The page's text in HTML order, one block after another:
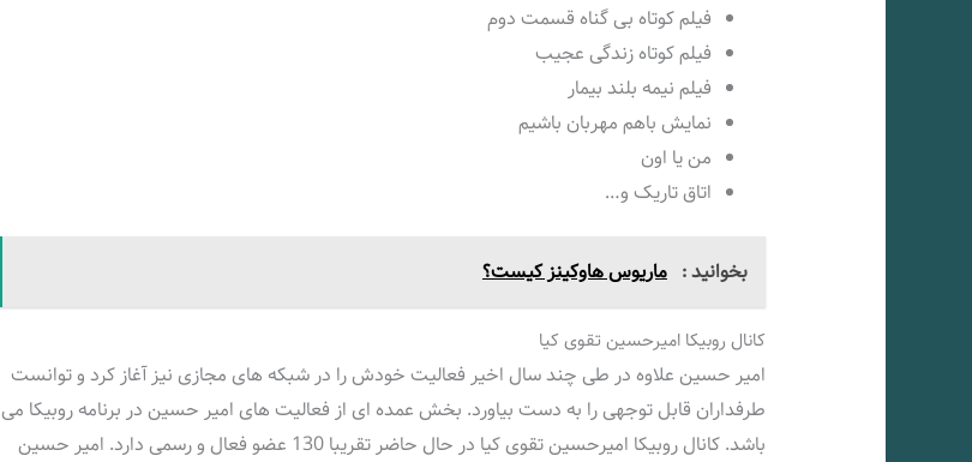
فیلم کوتاه بی گناه قسمت دوم
فیلم کوتاه زندگی عجیب
فیلم نیمه بلند بیمار
نمایش باهم مهربان باشیم
من یا اون
اتاق تاریک و…
بخوانید : ماریوس هاوکینز کیست؟
کانال روبیکا امیرحسین تقوی کیا
امیر حسین علاوه در طی چند سال اخیر فعالیت خودش را در شبکه های مجازی نیز آغاز کرد و توانست
طرفداران قابل توجهی را به دست بیاورد. بخش عمده ای از فعالیت های امیر حسین در برنامه روبیکا می
باشد. کانال روبیکا امیرحسین تقوی کیا در حال حاضر تقریبا 130 عضو فعال و رسمی دارد. امیر حسین